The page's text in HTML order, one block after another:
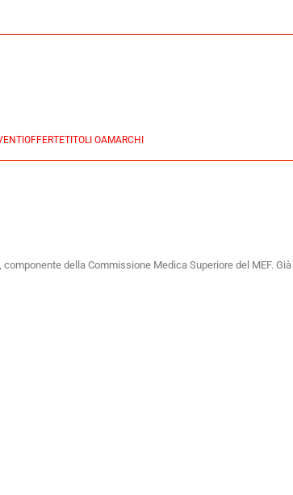
OFFERTETITOLI OAMARCHI
della Commissione Medica Superiore del MEF.